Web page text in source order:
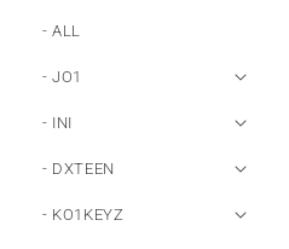
- ALL
- JO1
- INI
- DXTEEN
- KO1KEYZ